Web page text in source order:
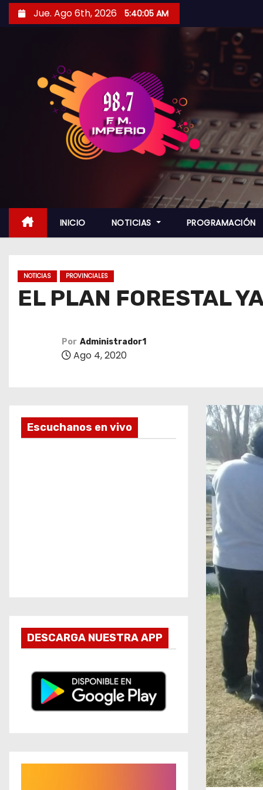
i
Jue. Ago 6th, 2026 5:40:07 AM
INICIO NOTICIAS PROGRAMACIÓN
NOTICIAS PROVINCIALES
EL PLAN FORESTAL
Por Administrador1
Ago 4, 2020
Escuchanos en vivo
DESCARGA NUESTRA APP